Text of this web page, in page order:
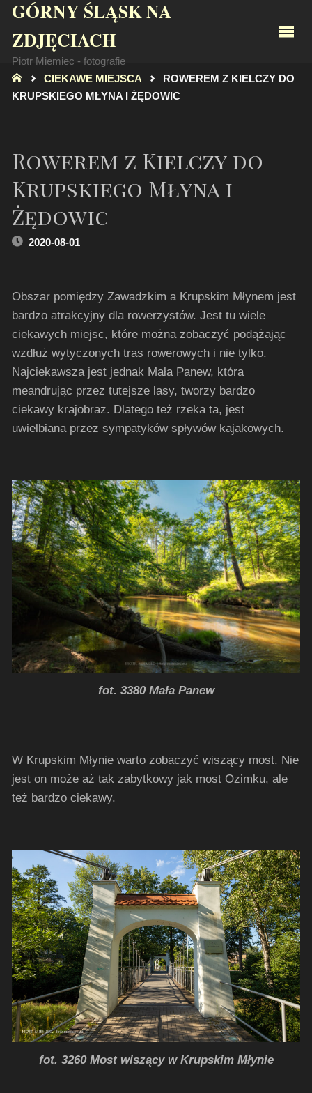
GÓRNY ŚLĄSK NA
ZDJĘCIACH
Piotr Miemiec - fotografie
STRONA
GŁÓWNA
CIEKAWE MIEJSCA
ROWEREM Z KIELCZY DO
KRUPSKIEGO MŁYNA I ŻĘDOWIC
Rowerem z Kielczy do
Krupskiego Młyna i
Żędowic
2020-08-01
Obszar pomiędzy Zawadzkim a Krupskim Młynem jest
bardzo atrakcyjny dla rowerzystów. Jest tu wiele
ciekawych miejsc, które można zobaczyć podążając
wzdłuż wytyczonych tras rowerowych i nie tylko.
Najciekawsza jest jednak Mała Panew, która
meandrując przez tutejsze lasy, tworzy bardzo
ciekawy krajobraz. Dlatego też rzeka ta, jest
uwielbiana przez sympatyków spływów kajakowych.
fot. 3380 Mała Panew
W Krupskim Młynie warto zobaczyć wiszący most. Nie
jest on może aż tak zabytkowy jak most Ozimku, ale
też bardzo ciekawy.
fot. 3260 Most wiszący w Krupskim Młynie